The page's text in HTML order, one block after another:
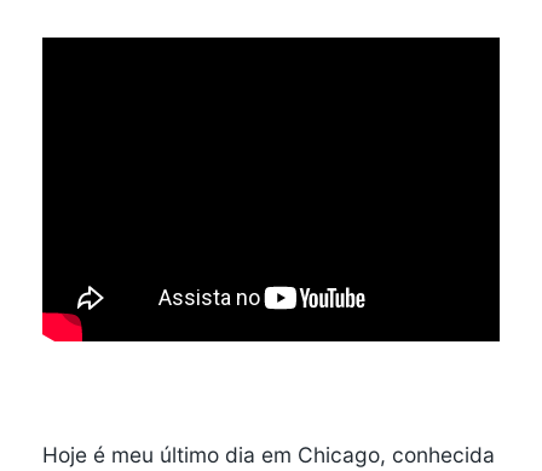
Hoje é meu último dia em Chicago, conhecida